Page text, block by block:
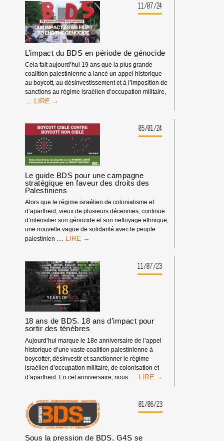
ANIMER
LA
CAMPAGNE
BDS
DANS
NOS
SYNDICATS
ET
SUR
NOS
LIEUX
?
11/07/24
L’impact du BDS en période de génocide
Cela fait aujourd’hui 19 ans que la plus grande
coalition palestinienne a lancé un appel historique
au boycott, au désinvestissement et à l’imposition de
sanctions au régime israélien d’occupation militaire,
L’IMPACT
EN
PÉRIODE
DE
GÉNOCIDE
05/01/24
Le guide BDS pour une campagne
stratégique en faveur des droits des
Palestiniens
Alors que le régime israélien de colonialisme et
d’apartheid, vieux de plusieurs décennies, continue
d’intensifier son génocide et son nettoyage ethnique,
une nouvelle vague de solidarité avec le peuple
palestinien … LE
POUR
UNE
CAMPAGNE
STRATÉGIQUE
EN
FAVEUR
DES
DROITS
DES
PALESTINIENS
11/07/23
18 ans de BDS. 18 ans d’impact pour
sortir des ténèbres
Aujourd’hui marque le 18e anniversaire de l’appel
historique d’une vaste coalition palestinienne à
boycotter, désinvestir et sanctionner le régime
israélien d’occupation militaire, de colonisation et
d’apartheid. En cet anniversaire, nous
18
BDS.
18
POUR
01/06/23
Sous la pression de BDS, G4S se